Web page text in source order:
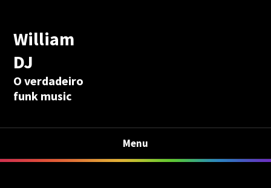
William
DJ
O verdadeiro
funk music
Menu